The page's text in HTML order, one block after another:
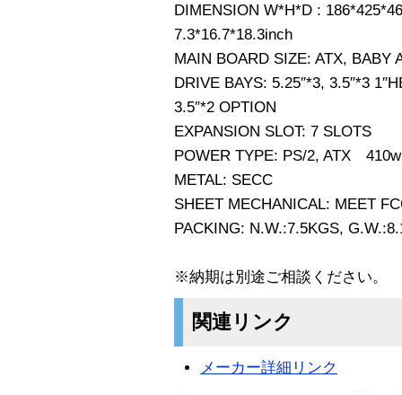
DIMENSION W*H*D :
7.3*16.7*18.3inch
MAIN BOARD SIZE: ATX, BABY
DRIVE BAYS: 5.25″*3, 3.5″*3
3.5″*2 OPTION
EXPANSION SLOT: 7 SLOTS
POWER TYPE: PS/2, ATX 410w
METAL: SECC
SHEET MECHANICAL: MEET
PACKING: N.W.:7.5KGS,
※納期は別途ご相談ください。
関連リンク
メーカー詳細リンク